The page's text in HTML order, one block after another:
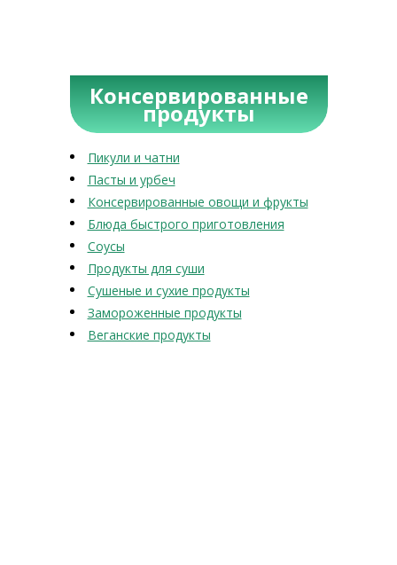
Консервированные
продукты
Пикули и чатни
Пасты и урбеч
Консервированные овощи и фрукты
Блюда быстрого приготовления
Соусы
Продукты для суши
Сушеные и сухие продукты
Замороженные продукты
Веганские продукты